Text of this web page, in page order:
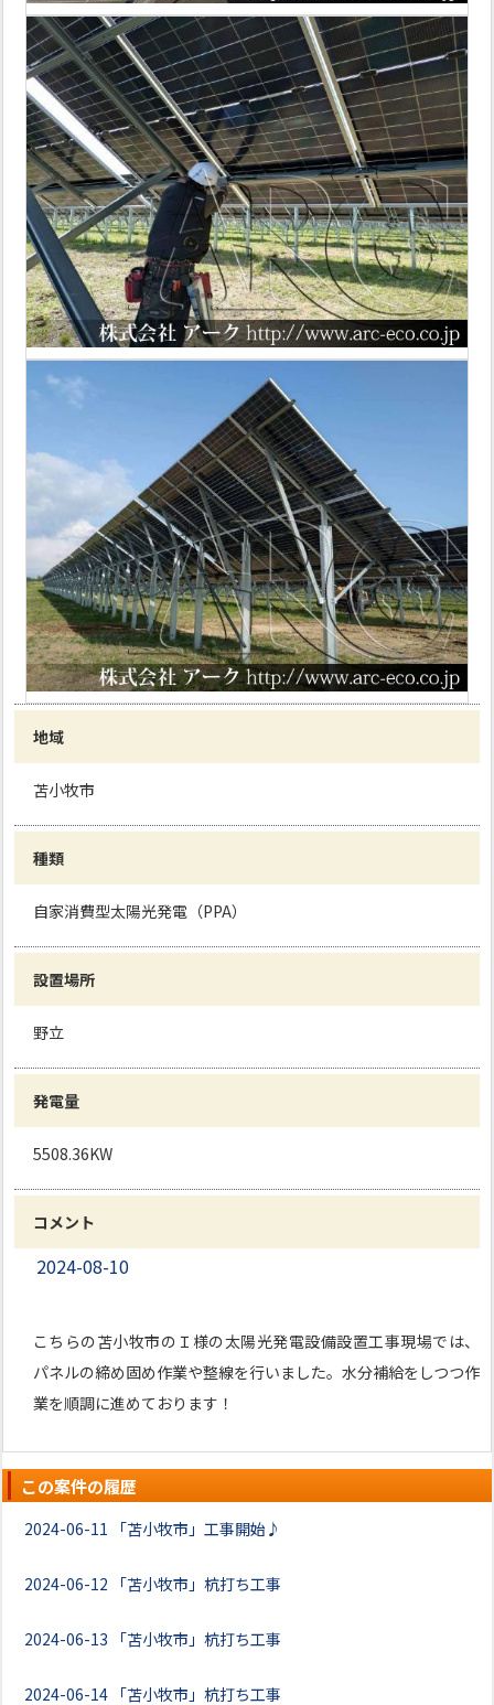
地域
苫小牧市
種類
自家消費型太陽光発電（PPA）
設置場所
野立
発電量
5508.36KW
コメント
2024-08-10
こちらの苫小牧市のＩ様の太陽光発電設備設置工事現場では、
パネルの締め固め作業や整線を行いました。水分補給をしつつ作
業を順調に進めております！
この案件の履歴
2024-06-11 「苫小牧市」工事開始♪
2024-06-12 「苫小牧市」杭打ち工事
2024-06-13 「苫小牧市」杭打ち工事
2024-06-14 「苫小牧市」杭打ち工事